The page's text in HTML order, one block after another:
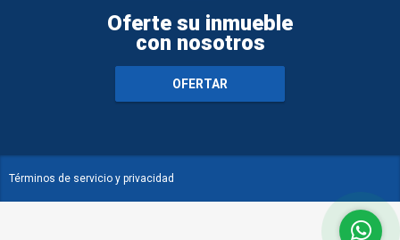
Oferte su inmueble
con nosotros
OFERTAR
Términos de servicio y privacidad